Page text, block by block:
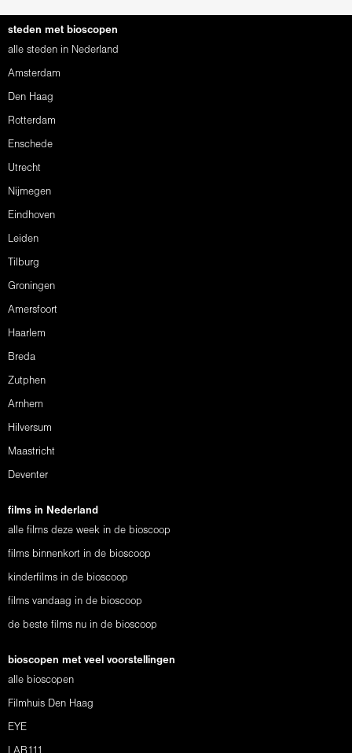
steden met bioscopen
alle steden in Nederland
Amsterdam
Den Haag
Rotterdam
Enschede
Utrecht
Nijmegen
Eindhoven
Leiden
Tilburg
Groningen
Amersfoort
Haarlem
Breda
Zutphen
Arnhem
Hilversum
Maastricht
Deventer
films in Nederland
alle films deze week in de bioscoop
films binnenkort in de bioscoop
kinderfilms in de bioscoop
films vandaag in de bioscoop
de beste films nu in de bioscoop
bioscopen met veel voorstellingen
alle bioscopen
Filmhuis Den Haag
EYE
LAB111